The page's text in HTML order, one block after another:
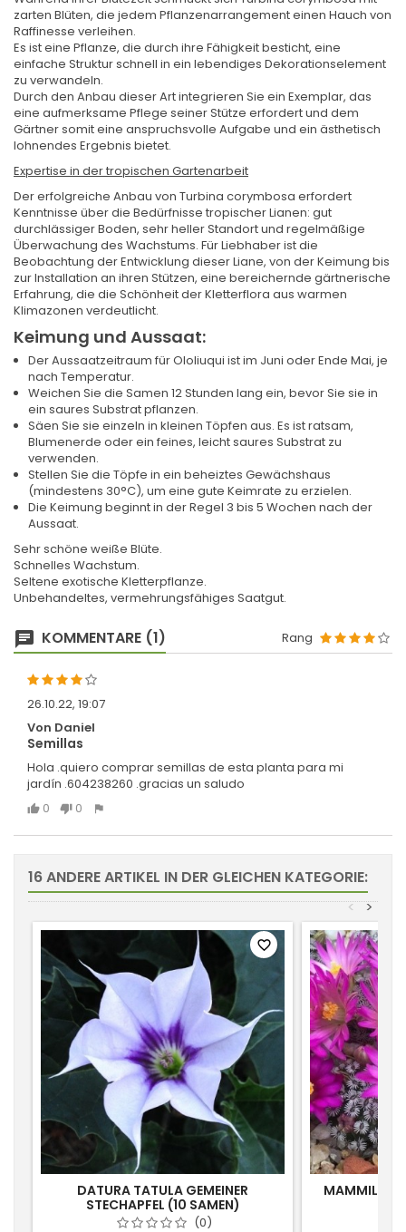
zarten Blüten, die jedem Pflanzenarrangement einen Hauch von
Raffinesse verleihen.
Es ist eine Pflanze, die durch ihre Fähigkeit besticht, eine
einfache Struktur schnell in ein lebendiges Dekorationselement
zu verwandeln.
Durch den Anbau dieser Art integrieren Sie ein Exemplar, das
eine aufmerksame Pflege seiner Stütze erfordert und dem
Gärtner somit eine anspruchsvolle Aufgabe und ein ästhetisch
lohnendes Ergebnis bietet.
Expertise in der tropischen Gartenarbeit
Der erfolgreiche Anbau von Turbina corymbosa erfordert
Kenntnisse über die Bedürfnisse tropischer Lianen: gut
durchlässiger Boden, sehr heller Standort und regelmäßige
Überwachung des Wachstums. Für Liebhaber ist die
Beobachtung der Entwicklung dieser Liane, von der Keimung bis
zur Installation an ihren Stützen, eine bereichernde gärtnerische
Erfahrung, die die Schönheit der Kletterflora aus warmen
Klimazonen verdeutlicht.
Keimung und Aussaat:
Der Aussaatzeitraum für Ololiuqui ist im Juni oder Ende Mai, je
nach Temperatur.
Weichen Sie die Samen 12 Stunden lang ein, bevor Sie sie in
ein saures Substrat pflanzen.
Säen Sie sie einzeln in kleinen Töpfen aus. Es ist ratsam,
Blumenerde oder ein feines, leicht saures Substrat zu
verwenden.
Stellen Sie die Töpfe in ein beheiztes Gewächshaus
(mindestens 30°C), um eine gute Keimrate zu erzielen.
Die Keimung beginnt in der Regel 3 bis 5 Wochen nach der
Aussaat.
Sehr schöne weiße Blüte.
Schnelles Wachstum.
Seltene exotische Kletterpflanze.
Unbehandeltes, vermehrungsfähiges Saatgut.
KOMMENTARE (1) Rang
26.10.22, 19:07
Von Daniel
Semillas
Hola .quiero comprar semillas de esta planta para mi
jardín .604238260 .gracias un saludo
0
0
16 ANDERE ARTIKEL IN DER GLEICHEN KATEGORIE:
>
<
DATURA TATULA GEMEINER
STECHAPFEL (10 SAMEN)
(0)
favorite_border